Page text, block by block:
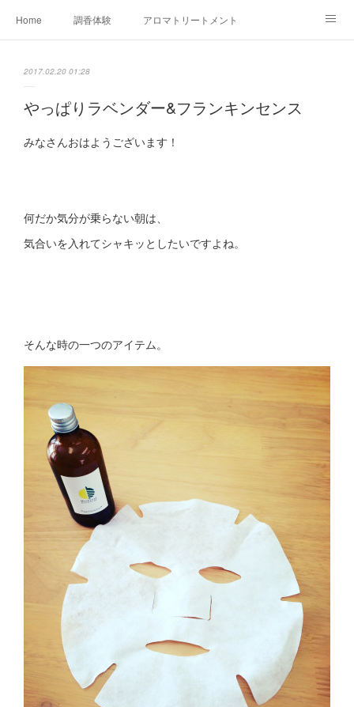
Home 調香体験 アロマトリートメントMenu
Ameblo
2017.02.20 01:28
やっぱりラベンダー&フランキンセンス
みなさんおはようございます！
何だか気分が乗らない朝は、
気合いを入れてシャキッとしたいですよね。
そんな時の一つのアイテム。